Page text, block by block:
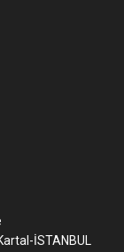
İSTANBUL